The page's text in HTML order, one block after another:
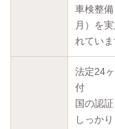
車検整
月）を
れていま
法定24
付
国の認
しっか